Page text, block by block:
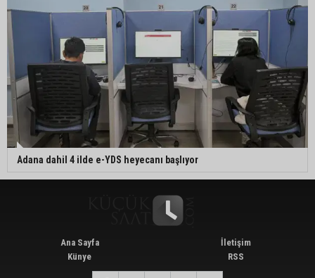
Adana dahil 4 ilde e-YDS heyecanı başlıyor
Ana Sayfa
Künye
İletişim
RSS